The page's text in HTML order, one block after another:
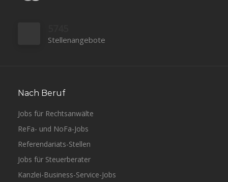
Stellenangebote
Nach Beruf
Jobs für Rechtsanwälte
ReFa- und NoFa-Jobs
Referendariats-Stellen
Jobs für Steuerberater
Kanzlei-Business-Service-Jobs